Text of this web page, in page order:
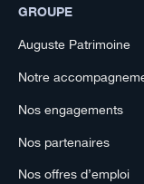
GROUPE
Auguste Patrimoine
Notre
Nos engagements
Nos partenaires
Nos offres d’emploi